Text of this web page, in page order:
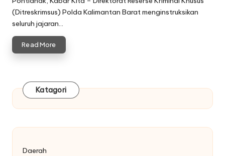
(Ditreskrimsus) Polda Kalimantan Barat menginstruksikan
seluruh jajaran…
Read More
Katagori
Daerah